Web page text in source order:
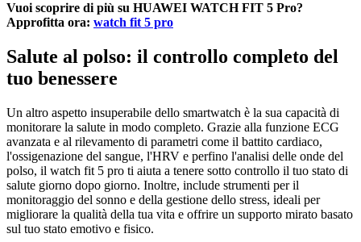
Vuoi scoprire di più su HUAWEI WATCH FIT 5 Pro?
Approfitta ora: watch fit 5 pro
Salute al polso: il controllo completo del
tuo benessere
Un altro aspetto insuperabile dello smartwatch è la sua capacità di
monitorare la salute in modo completo. Grazie alla funzione ECG
avanzata e al rilevamento di parametri come il battito cardiaco,
l'ossigenazione del sangue, l'HRV e perfino l'analisi delle onde del
polso, il watch fit 5 pro ti aiuta a tenere sotto controllo il tuo stato di
salute giorno dopo giorno. Inoltre, include strumenti per il
monitoraggio del sonno e della gestione dello stress, ideali per
migliorare la qualità della tua vita e offrire un supporto mirato basato
sul tuo stato emotivo e fisico.